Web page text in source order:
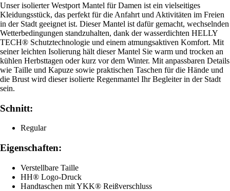
Unser isolierter Westport Mantel für Damen ist ein vielseitiges
Kleidungsstück, das perfekt für die Anfahrt und Aktivitäten im Freien
in der Stadt geeignet ist. Dieser Mantel ist dafür gemacht, wechselnden
Wetterbedingungen standzuhalten, dank der wasserdichten HELLY
TECH® Schutztechnologie und einem atmungsaktiven Komfort. Mit
seiner leichten Isolierung hält dieser Mantel Sie warm und trocken an
kühlen Herbsttagen oder kurz vor dem Winter. Mit anpassbaren Details
wie Taille und Kapuze sowie praktischen Taschen für die Hände und
die Brust wird dieser isolierte Regenmantel Ihr Begleiter in der Stadt
sein.
Schnitt:
Regular
Eigenschaften:
Verstellbare Taille
HH® Logo-Druck
Handtaschen mit YKK® Reißverschluss